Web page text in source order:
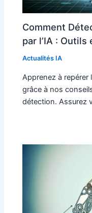
Comment
par l’IA :
Actualités IA
Apprenez à repérer
grâce à nos
détection. Assurez